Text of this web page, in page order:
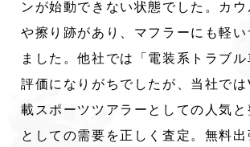
ンが始動できない状態でした。カ
や擦り跡があり、マフラーにも軽
ました。他社では「電装系トラブ
評価になりがちでしたが、当社で
載スポーツツアラーとしての人気
としての需要を正しく査定。無料